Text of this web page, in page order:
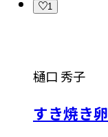
1
樋口 秀子
すき焼き卵